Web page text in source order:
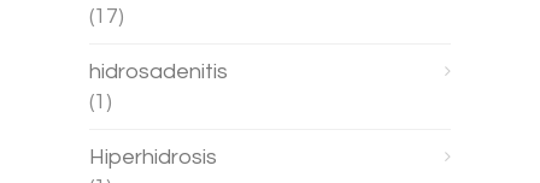
(17)
hidrosadenitis
(1)
Hiperhidrosis